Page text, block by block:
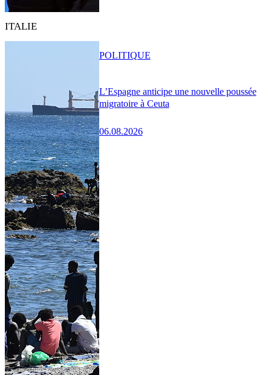
ITALIE
L’Espagne anticipe une nouvelle poussée
migratoire à Ceuta
06.08.2026
POLITIQUE